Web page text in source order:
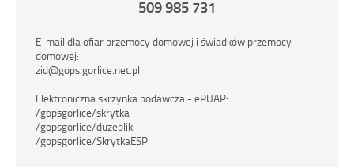
509 985 731
E-mail dla ofiar przemocy domowej i świadków przemocy
domowej:
zid@gops.gorlice.net.pl
Elektroniczna skrzynka podawcza - ePUAP:
/gopsgorlice/skrytka
/gopsgorlice/duzepliki
/gopsgorlice/SkrytkaESP